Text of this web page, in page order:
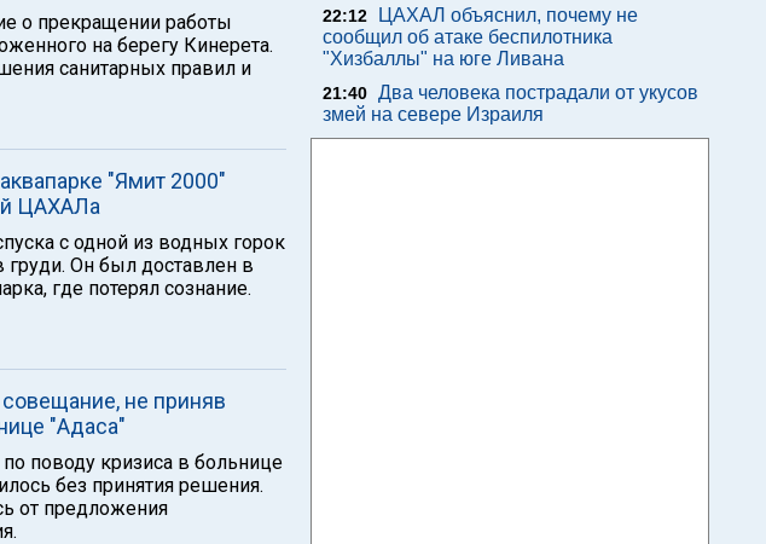
о прекращении работы
на берегу Кинерета.
санитарных правил и
"Ямит 2000"
ЦАХАЛа
с одной из водных горок
Он был доставлен в
где потерял сознание.
не приняв
"Адаса"
поводу кризиса в больнице
без принятия решения.
от предложения
22:12
ЦАХАЛ объяснил, почему не
сообщил об атаке беспилотника
"Хизбаллы" на юге Ливана
21:40 Два человека пострадали от укусов
змей на севере Израиля